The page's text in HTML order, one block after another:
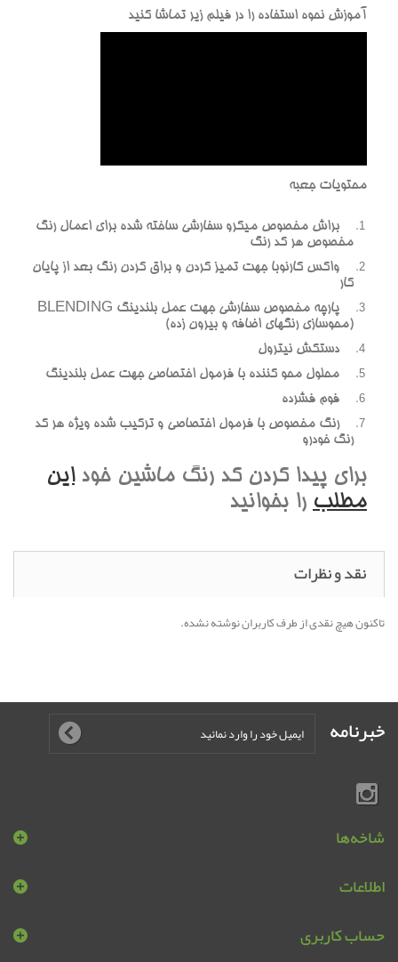
آموزش نحوه استفاده را در فيلم زير تماشا کنيد
محتويات جعبه
براش مخصوص ميکرو سفارشي ساخته شده براي اعمال رنگ
مخصوص هر کد رنگ
واکس کارنوبا جهت تميز کردن و براق کردن رنگ بعد از پايان
کار
پارچه مخصوص سفارشي جهت عمل بلندينگ BLENDING
(محوسازي رنگهاي اضافه و بيرون زده)
دستکش نيترول
محلول محو کننده با فرمول اختصاصي جهت عمل بلندينگ
فوم فشرده
رنگ مخصوص با فرمول اختصاصي و ترکيب شده ويژه هر کد
رنگ خودرو
براي پيدا کردن کد رنگ ماشين خوداين
مطلب را بخوانيد
نقد و نظرات
تاکنون هیچ نقدی از طرف کاربران نوشته نشده.
خبرنامه
شاخه‌ها
اطلاعات
حساب کاربری